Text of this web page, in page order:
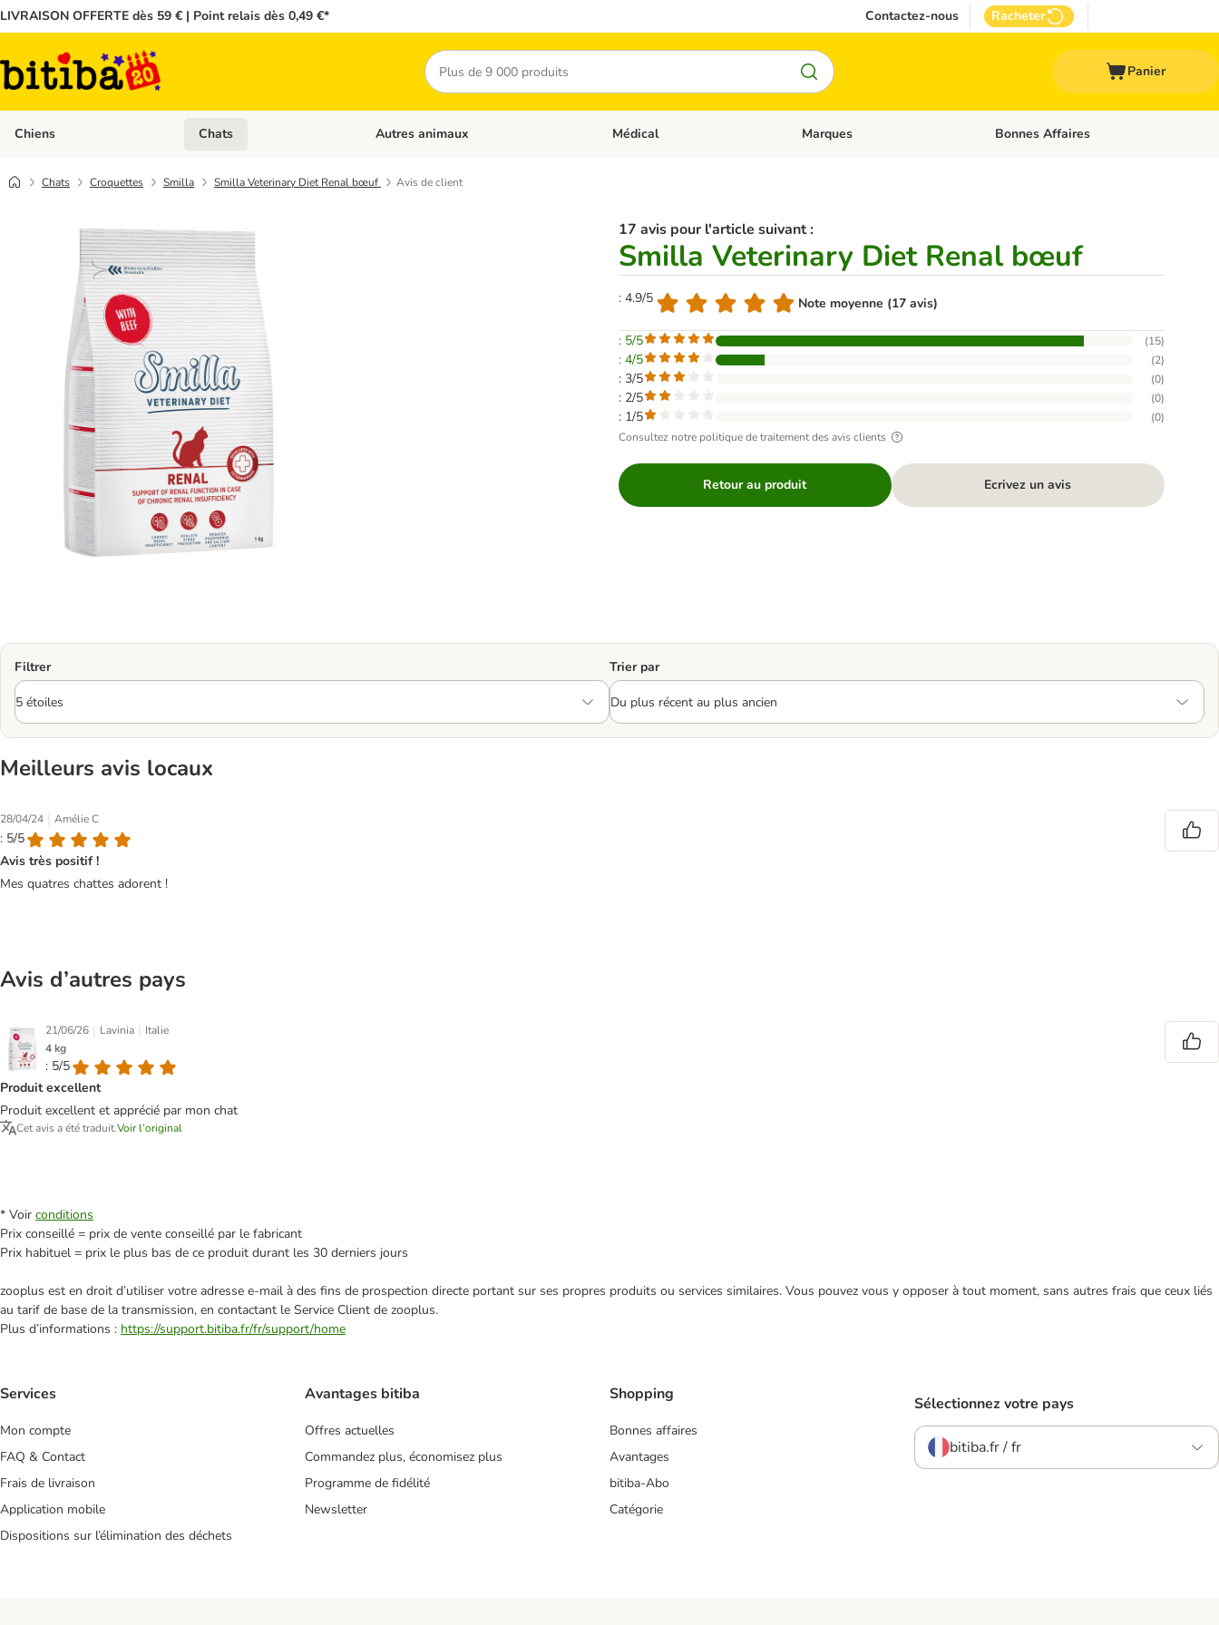
LIVRAISON OFFERTE dès 59 € | Point relais dès 0,49 €* Contactez-nous Racheter
Rechercher
Panier
Chiens Dérouler les catégories: Chiens
Chats Dérouler les catégories: Chats
Autres animaux Dérouler les catégories: Autres animaux
Médical Dérouler les catégories: Médical
Marques Dérouler les catégories: Marques
Bonnes Affaires
Chats Croquettes Smilla Smilla Veterinary Diet Renal bœuf Avis de client
17 avis pour l'article suivant :
Smilla Veterinary Diet Renal bœuf
: 4.9/5 Note moyenne (17 avis)
: 5/5 (15)
: 4/5 (2)
: 3/5 (0)
: 2/5 (0)
: 1/5 (0)
Consultez notre politique de traitement des avis clients
Retour au produit Ecrivez un avis
Filtrer Trier par
Meilleurs avis locaux
28/04/24 | Amélie C
: 5/5
Avis très positif !
Mes quatres chattes adorent !
Avis d’autres pays
21/06/26 | Lavinia | Italie
4 kg
: 5/5
Produit excellent
Produit excellent et apprécié par mon chat
Cet avis a été traduit.Voir l’original
* Voir conditions
Prix conseillé = prix de vente conseillé par le fabricant
Prix habituel = prix le plus bas de ce produit durant les 30 derniers jours
zooplus est en droit d’utiliser votre adresse e‑mail à des fins de prospection directe portant sur ses propres produits ou services similaires. Vous pouvez vous y opposer à tout moment, sans autres frais que ceux liés
au tarif de base de la transmission, en contactant le Service Client de zooplus.
Plus d’informations : https://support.bitiba.fr/fr/support/home
Services
Mon compte
FAQ & Contact
Frais de livraison
Application mobile
Dispositions sur l’élimination des déchets
Avantages bitiba
Offres actuelles
Commandez plus, économisez plus
Programme de fidélité
Newsletter
Shopping
Bonnes affaires
Avantages
bitiba-Abo
Catégorie
Sélectionnez votre pays
bitiba.fr / fr